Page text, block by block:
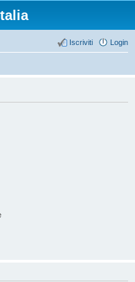
Login
Iscriviti